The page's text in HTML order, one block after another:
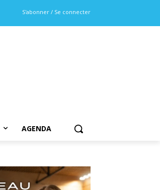
S'abonner / Se connecter
AGENDA